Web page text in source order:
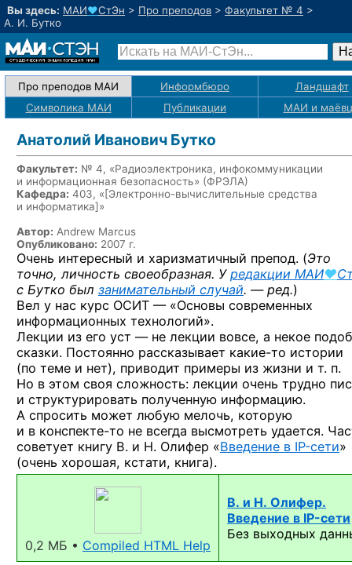
Вы здесь: МАИ♥СтЭн > Про преподов > Факультет № 4 >
А. И. Бутко
Про преподов МАИ Информбюро
Ландшафт
Символика МАИ
Публикации МАИ и
Анатолий Иванович Бутко
Факультет: № 4, «Радиоэлектроника, инфокоммуникации
и информационная безопасность» (ФРЭЛА)
Кафедра: 403, «[Электронно-вычислительные средства
и информатика]»
Автор: Andrew Marcus
Опубликовано: 2007 г.
Очень интересный и харизматичный препод. (Это
точно, личность своеобразная. У редакции МАИ♥
с Бутко был занимательный случай. — ред.)
Вел у нас курс ОСИТ — «Основы современных
информационных технологий».
Лекции из его уст — не лекции вовсе, а некое
сказки. Постоянно рассказывает какие-то истории
(по теме и нет), приводит примеры из жизни и т. п.
Но в этом своя сложность: лекции очень трудно
и структурировать полученную информацию.
А спросить может любую мелочь, которую
и в конспекте-то не всегда высмотреть удается.
советует книгу В. и Н. Олифер «Введение в IP-сети»
(очень хорошая, кстати, книга).
0,2 МБ • Compiled HTML Help
В. и Н. Олифер.
Введение в IP-сети
Без выходных